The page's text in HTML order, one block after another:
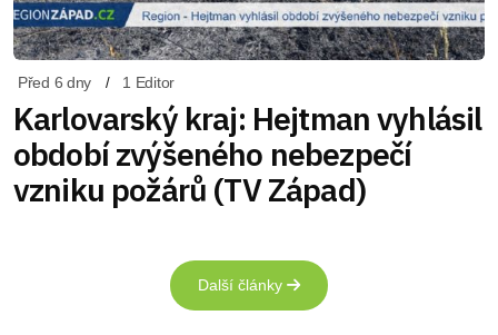
Před 6 dny 1 Editor
Karlovarský kraj: Hejtman vyhlásil
období zvýšeného nebezpečí
vzniku požárů (TV Západ)
Další články